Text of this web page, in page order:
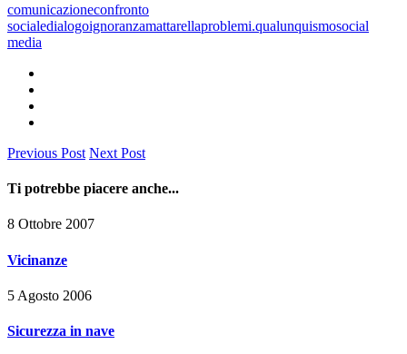
comunicazioneconfronto
socialedialogoignoranzamattarellaproblemi.qualunquismosocial
media
Previous Post Next Post
Ti potrebbe piacere anche...
8 Ottobre 2007
Vicinanze
5 Agosto 2006
Sicurezza in nave